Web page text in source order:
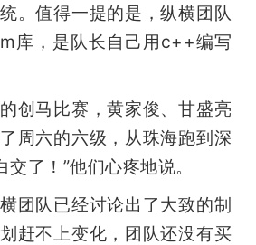
。值得一提的是，纵横团队
库，是队长自己用c++编写
创马比赛，黄家俊、甘盛亮
周六的六级，从珠海跑到深
了！”他们心疼地说。
团队已经讨论出了大致的制
赶不上变化，团队还没有买